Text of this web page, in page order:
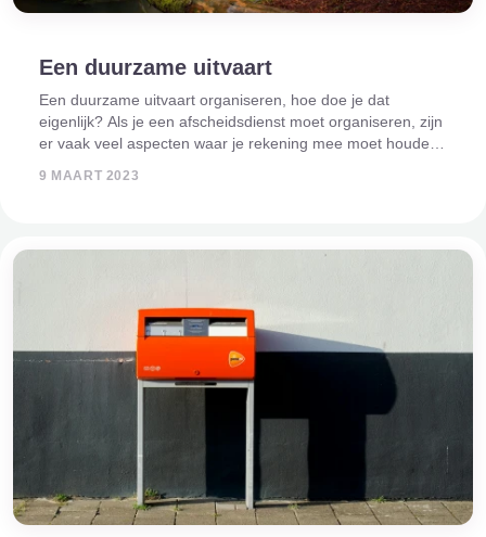
Een duurzame uitvaart
Een duurzame uitvaart organiseren, hoe doe je dat
eigenlijk? Als je een afscheidsdienst moet organiseren, zijn
er vaak veel aspecten waar je rekening mee moet houden.
9 MAART 2023